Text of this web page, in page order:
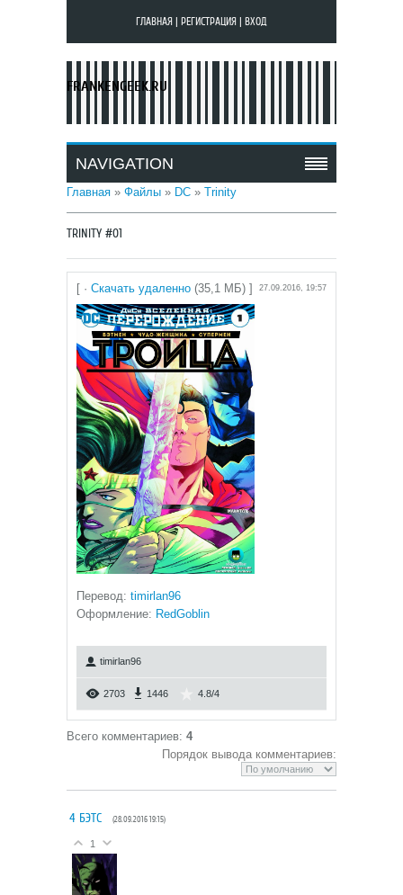
ГЛАВНАЯ РЕГИСТРАЦИЯ ВХОД
FRANKENGEEK.RU
NAVIGATION
Главная » Файлы » DC » Trinity
TRINITY #01
[ · Скачать удаленно (35,1 МБ) ] 27.09.2016, 19:57
Перевод: timirlan96
Оформление: RedGoblin
timirlan96
2703 1446 4.8/4
Всего комментариев: 4
Порядок вывода комментариев:
4 БЭТС (28.09.2016 19:15)
1